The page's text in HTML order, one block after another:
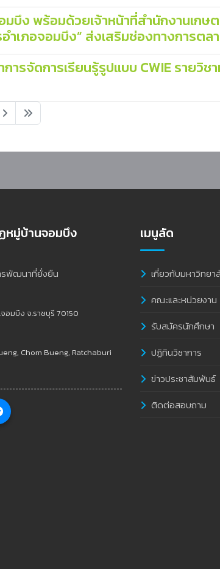
มบึง พร้อมด้วยเจ้าหน้าที่สำนักงานเก
ำเภอจอมบึง” ส่งเสริมช่องทางการตล
ารจัดการเรียนรู้รูปแบบ CWIE ราย
หมู่บ้านจอมบึง
รพัฒนาที่ยั่งยืน
อมบึง จ.ราชบุรี 70150
Chom Bueng, Ratchaburi
เมนูลัด
เกี่ยวกับมหาวิทยา
คณะและหน่วยงาน
รับสมัครนักศึกษา
ปฏิทินวิชาการ
ข่าวประชาสัมพันธ์
ติดต่อสอบถาม